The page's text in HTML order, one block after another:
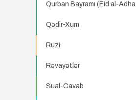
Qurban Bayramı (Eid al-Adha
Qədir-Xum
Ruzi
Rəvayətlər
Sual-Cavab